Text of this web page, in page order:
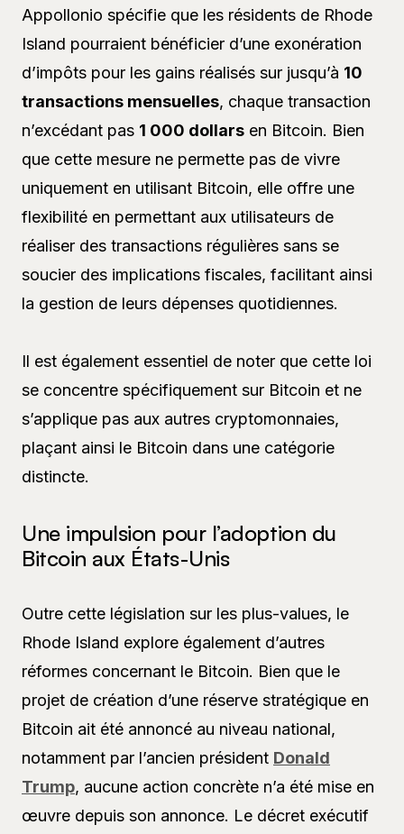
Appollonio spécifie que les résidents de Rhode
Island pourraient bénéficier d’une exonération
d’impôts pour les gains réalisés sur jusqu’à 10
transactions mensuelles, chaque transaction
n’excédant pas 1 000 dollars en Bitcoin. Bien
que cette mesure ne permette pas de vivre
uniquement en utilisant Bitcoin, elle offre une
flexibilité en permettant aux utilisateurs de
réaliser des transactions régulières sans se
soucier des implications fiscales, facilitant ainsi
la gestion de leurs dépenses quotidiennes.
Il est également essentiel de noter que cette loi
se concentre spécifiquement sur Bitcoin et ne
s’applique pas aux autres cryptomonnaies,
plaçant ainsi le Bitcoin dans une catégorie
distincte.
Une impulsion pour l’adoption du
Bitcoin aux États-Unis
Outre cette législation sur les plus-values, le
Rhode Island explore également d’autres
réformes concernant le Bitcoin. Bien que le
projet de création d’une réserve stratégique en
Bitcoin ait été annoncé au niveau national,
notamment par l’ancien président Donald
Trump, aucune action concrète n’a été mise en
œuvre depuis son annonce. Le décret exécutif